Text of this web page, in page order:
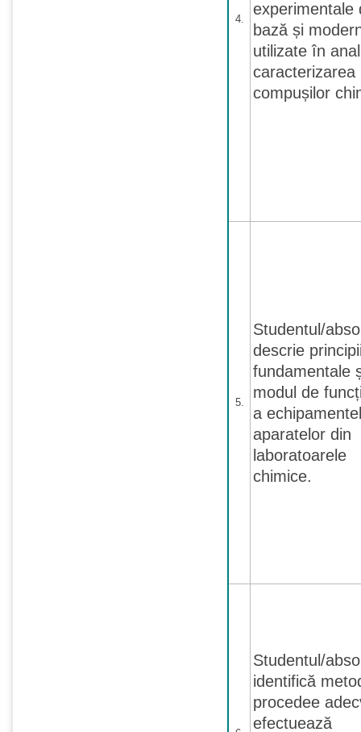
4.
experimentale
bază și
utilizate în
caracterizarea
compușilor
5.
Studentul/
descrie
fundamentale
modul de
a
aparatelor din
laboratoarele
chimice.
Studentul/
identifică
procedee
efectuează